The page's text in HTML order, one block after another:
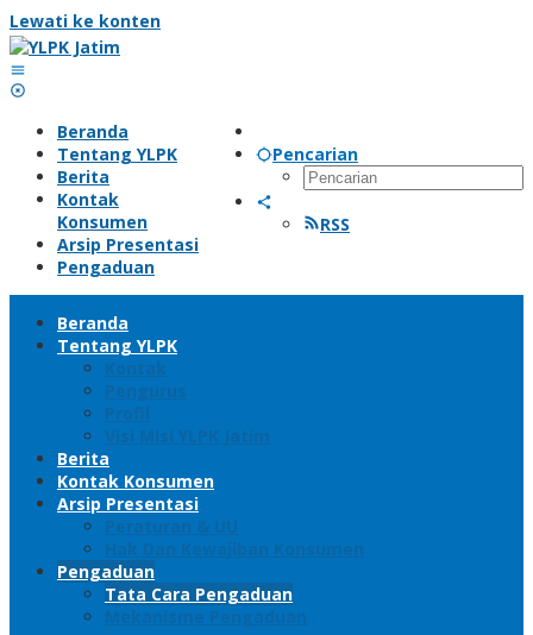
Lewati ke konten
Pencarian
RSS
Beranda
Tentang YLPK
Berita
Kontak
Konsumen
Arsip Presentasi
Pengaduan
Beranda
Tentang YLPK
Kontak
Pengurus
Profil
Visi Misi YLPK Jatim
Berita
Kontak Konsumen
Arsip Presentasi
Peraturan & UU
Hak Dan Kewajiban Konsumen
Pengaduan
Tata Cara Pengaduan
Mekanisme Pengaduan